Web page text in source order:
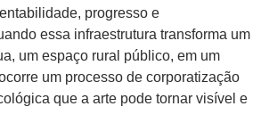
progresso e
essa infraestrutura transforma um
um espaço rural público, em um
um processo de corporatização
que a arte pode tornar visível e